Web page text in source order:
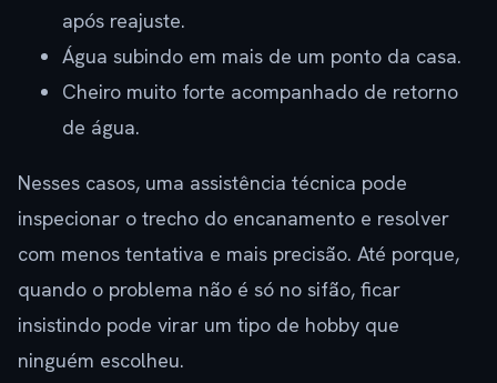
após reajuste.
Água subindo em mais de um ponto da casa.
Cheiro muito forte acompanhado de retorno
de água.
Nesses casos, uma assistência técnica pode
inspecionar o trecho do encanamento e resolver
com menos tentativa e mais precisão. Até porque,
quando o problema não é só no sifão, ficar
insistindo pode virar um tipo de hobby que
ninguém escolheu.